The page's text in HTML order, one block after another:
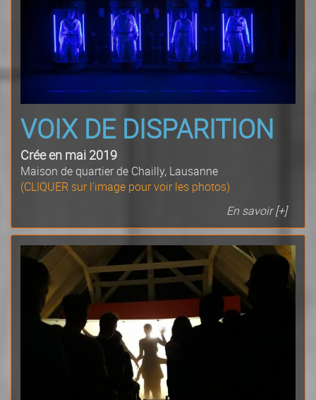
VOIX DE DISPARITION
Crée en mai 2019
Maison de quartier de Chailly, Lausanne
(CLIQUER sur l'image pour voir les photos)
En savoir [+]